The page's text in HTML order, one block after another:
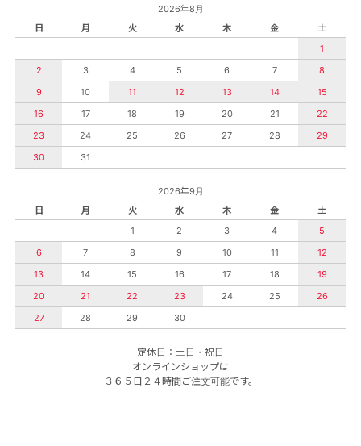
2026年8月
日
月 火 水 木 金
土
1
2
3 4 5 6 7
8
9
10 11 12 13 14
15
16
17 18 19 20 21
22
23
24 25 26 27 28
29
30
31
2026年9月
日
月 火 水 木 金
土
1
2 3 4
5
6
7 8 9 10 11
12
13
14 15 16 17 18
19
20
21 22 23 24 25
26
27
28 29 30
定休日：土日・祝日
オンラインショップは
３６５日２４時間ご注文可能です。